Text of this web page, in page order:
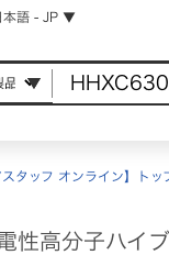
本語 - JP ▼
タッフ オンライン】トッ
高分子ハイ